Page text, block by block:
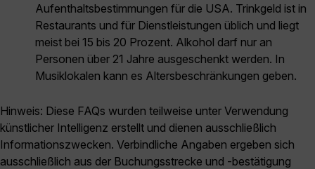
Aufenthaltsbestimmungen für die USA. Trinkgeld ist in
Restaurants und für Dienstleistungen üblich und liegt
meist bei 15 bis 20 Prozent. Alkohol darf nur an
Personen über 21 Jahre ausgeschenkt werden. In
Musiklokalen kann es Altersbeschränkungen geben.
Hinweis: Diese FAQs wurden teilweise unter Verwendung
künstlicher Intelligenz erstellt und dienen ausschließlich
Informationszwecken. Verbindliche Angaben ergeben sich
ausschließlich aus der Buchungsstrecke und -bestätigung